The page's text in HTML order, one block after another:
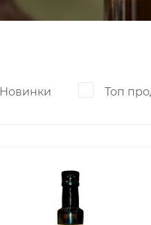
Новинки Топ